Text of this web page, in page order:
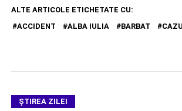
ALTE ARTICOLE ETICHETATE CU:
ACCIDENT
ALBA IULIA BARBAT
ŞTIREA ZILEI